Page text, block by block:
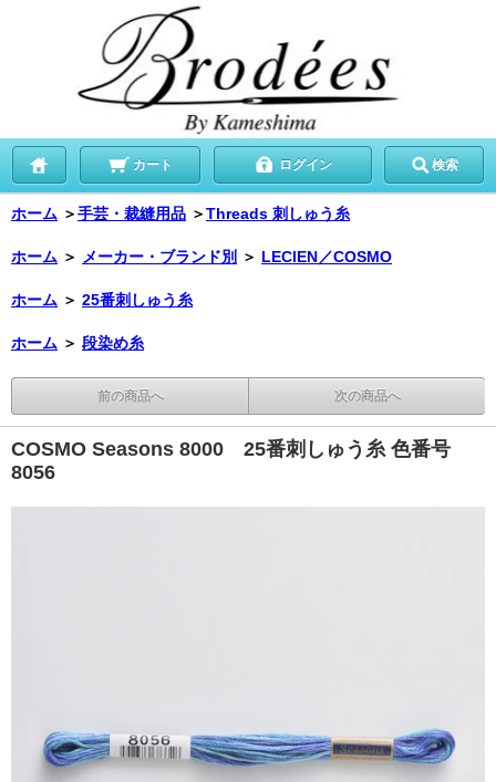
カート ログイン 検索
ホーム ＞手芸・裁縫用品 ＞Threads 刺しゅう糸
ホーム ＞ メーカー・ブランド別 ＞ LECIEN／COSMO
ホーム ＞ 25番刺しゅう糸
ホーム ＞ 段染め糸
前の商品へ 次の商品へ
COSMO Seasons 8000 25番刺しゅう糸 色番号
8056